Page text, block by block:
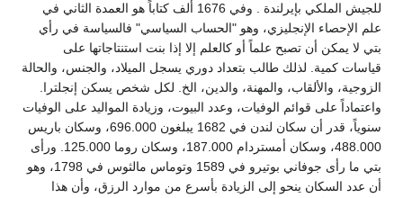
للجيش الملكي بإيرلندة . وفي 1676 ألف كتاباً هو العمدة الثاني في
علم الإحصاء الإنجليزي، وهو "الحساب السياسي" فالسياسة في رأي
بتي لا يمكن أن تصبح علماً أو كالعلم إلا إذا بنت استنتاجاتها على
قياسات كمية. لذلك طالب بتعداد دوري يسجل الميلاد، والجنس، والحالة
الزوجية، والألقاب، والمهنة، والدين، الخ. لكل شخص يسكن إنجلترا.
واعتماداً على قوائم الوفيات، وعدد البيوت، وزيادة المواليد على الوفيات
سنوياً، قدر أن سكان لندن في 1682 يبلغون 696.000، وسكان باريس
488.000، وسكان أمستردام 187.000، وسكان روما 125.000. ورأى
بتي ما رأى جوفاني بوتيرو في 1589 وتوماس مالثوس في 1798، وهو
أن عدد السكان ينحو إلى الزيادة بأسرع من موارد الرزق، وأن هذا